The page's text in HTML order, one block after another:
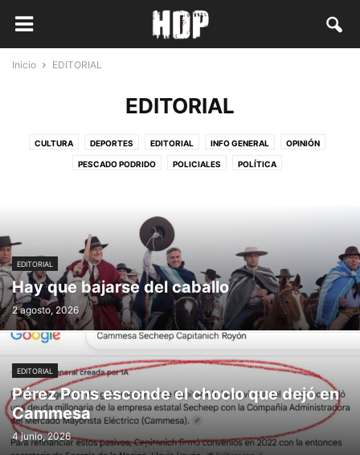
Inicio EDITORIAL
EDITORIAL
CULTURA DEPORTES EDITORIAL INFO GENERAL OPINIÓN
PESCADO PODRIDO POLICIALES POLÍTICA
EDITORIAL
Hay que bajarse del caballo
2 agosto, 2026
EDITORIAL
Pérez Pons esconde el choclo que dejó en
Cammesa
4 junio, 2026